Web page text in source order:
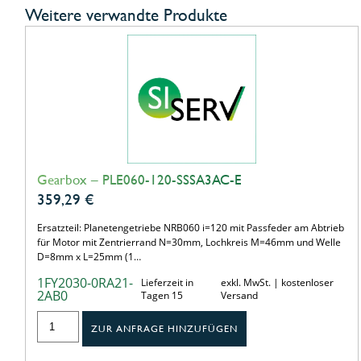
Weitere verwandte Produkte
Gearbox – PLE060-120-SSSA3AC-E
359,29 €
Ersatzteil: Planetengetriebe NRB060 i=120 mit Passfeder am Abtrieb
für Motor mit Zentrierrand N=30mm, Lochkreis M=46mm und Welle
D=8mm x L=25mm (1…
1FY2030-0RA21-
2AB0
Lieferzeit in
Tagen 15
exkl. MwSt. | kostenloser
Versand
ZUR ANFRAGE HINZUFÜGEN